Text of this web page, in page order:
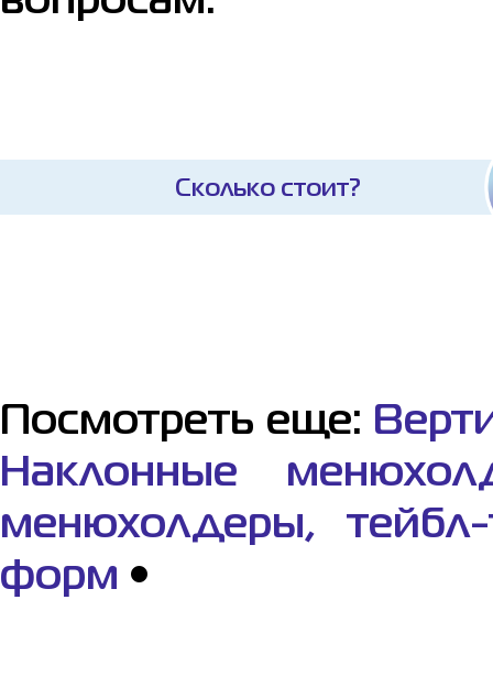
Сколько стоит?
Посмотреть еще:
Наклонные
менюхолдеры, тейбл-
форм •